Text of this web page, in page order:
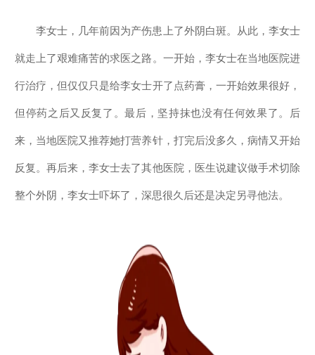
李女士，几年前因为产伤患上了外阴白斑。从此，李女士
就走上了艰难痛苦的求医之路。一开始，李女士在当地医院进
行治疗，但仅仅只是给李女士开了点药膏，一开始效果很好，
但停药之后又反复了。最后，坚持抹也没有任何效果了。后
来，当地医院又推荐她打营养针，打完后没多久，病情又开始
反复。再后来，李女士去了其他医院，医生说建议做手术切除
整个外阴，李女士吓坏了，深思很久后还是决定另寻他法。